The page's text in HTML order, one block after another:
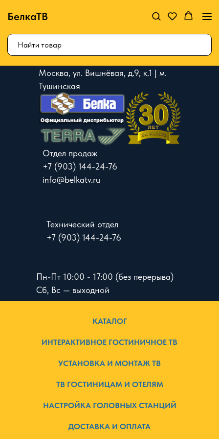
БелкаТВ
Москва, ул. Вишнёвая, д.9, к.1 | м.
Тушинская
Отдел продаж
+7 (903) 144-24-76
info@belkatv.ru
Пн-Пт 10:00 - 17:00 (без перерыва)
Сб, Вс — выходной
Технический отдел
+7 (903) 144-24-76
КАТАЛОГ
ИНТЕРАКТИВНОЕ ГОСТИНИЧНОЕ ТВ
УСТАНОВКА И МОНТАЖ ТВ
ТВ ГОСТИНИЦАМ И ОТЕЛЯМ
НАСТРОЙКА ГОЛОВНЫХ СТАНЦИЙ
ДОСТАВКА И ОПЛАТА